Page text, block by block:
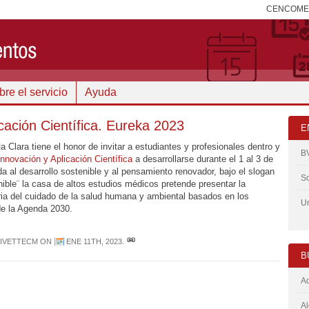
el servicio Ayuda
Científica. Eureka 2023
Clara tiene el honor de invitar a estudiantes y profesionales dentro y
y Aplicación Científicaa desarrollarse durante el 1 al 3 de
al desarrollo sostenible y al pensamiento renovador, bajo el slogan
la casa de altos estudios médicos pretende presentar la
del cuidado de la salud humana y ambiental basados en los
la Agenda 2030.
IVETTECMON ENE 11TH, 2023.